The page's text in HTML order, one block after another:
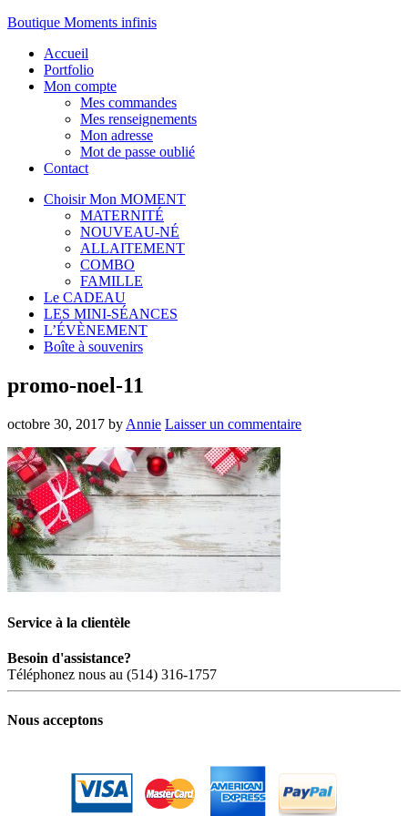
Boutique Moments infinis
Accueil
Portfolio
Mon compte
Mes commandes
Mes renseignements
Mon adresse
Mot de passe oublié
Contact
Choisir Mon MOMENT
MATERNITÉ
NOUVEAU-NÉ
ALLAITEMENT
COMBO
FAMILLE
Le CADEAU
LES MINI-SÉANCES
L’ÉVÈNEMENT
Boîte à souvenirs
promo-noel-11
octobre 30, 2017 by Annie Laisser un commentaire
Service à la clientèle
Besoin d'assistance?
Téléphonez nous au (514) 316-1757
Nous acceptons